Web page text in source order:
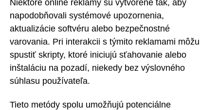
Niektoré online reklamy sú vytvorené tak, aby
napodobňovali systémové upozornenia,
aktualizácie softvéru alebo bezpečnostné
varovania. Pri interakcii s týmito reklamami môžu
spustiť skripty, ktoré iniciujú sťahovanie alebo
inštaláciu na pozadí, niekedy bez výslovného
súhlasu používateľa.
Tieto metódy spolu umožňujú potenciálne